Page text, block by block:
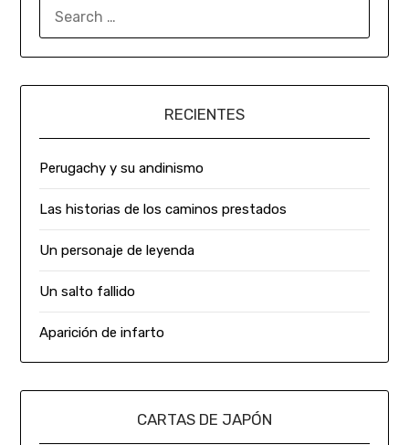
RECIENTES
Perugachy y su andinismo
Las historias de los caminos prestados
Un personaje de leyenda
Un salto fallido
Aparición de infarto
CARTAS DE JAPÓN